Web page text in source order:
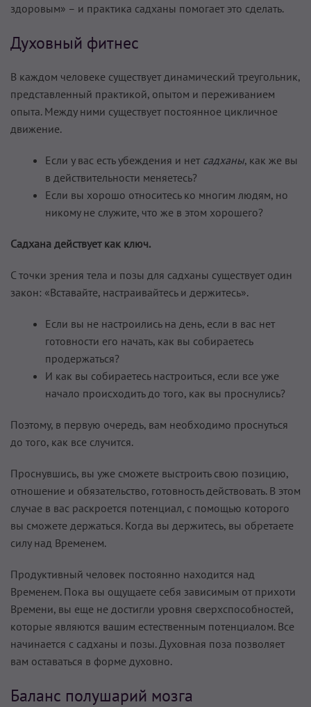
здоровым» – и практика садханы помогает это сделать.
Духовный фитнес
В каждом человеке существует динамический треугольник,
представленный практикой, опытом и переживанием
опыта. Между ними существует постоянное цикличное
движение.
Если у вас есть убеждения и нет садханы, как же вы
в действительности меняетесь?
Если вы хорошо относитесь ко многим людям, но
никому не служите, что же в этом хорошего?
Садхана действует как ключ.
С точки зрения тела и позы для садханы существует один
закон: «Вставайте, настраивайтесь и держитесь».
Если вы не настроились на день, если в вас нет
готовности его начать, как вы собираетесь
продержаться?
И как вы собираетесь настроиться, если все уже
начало происходить до того, как вы проснулись?
Поэтому, в первую очередь, вам необходимо проснуться
до того, как все случится.
Проснувшись, вы уже сможете выстроить свою позицию,
отношение и обязательство, готовность действовать. В этом
случае в вас раскроется потенциал, с помощью которого
вы сможете держаться. Когда вы держитесь, вы обретаете
силу над Временем.
Продуктивный человек постоянно находится над
Временем. Пока вы ощущаете себя зависимым от прихоти
Времени, вы еще не достигли уровня сверхспособностей,
которые являются вашим естественным потенциалом. Все
начинается с садханы и позы. Духовная поза позволяет
вам оставаться в форме духовно.
Баланс полушарий мозга